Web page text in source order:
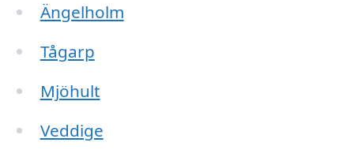
Ängelholm
Tågarp
Mjöhult
Veddige